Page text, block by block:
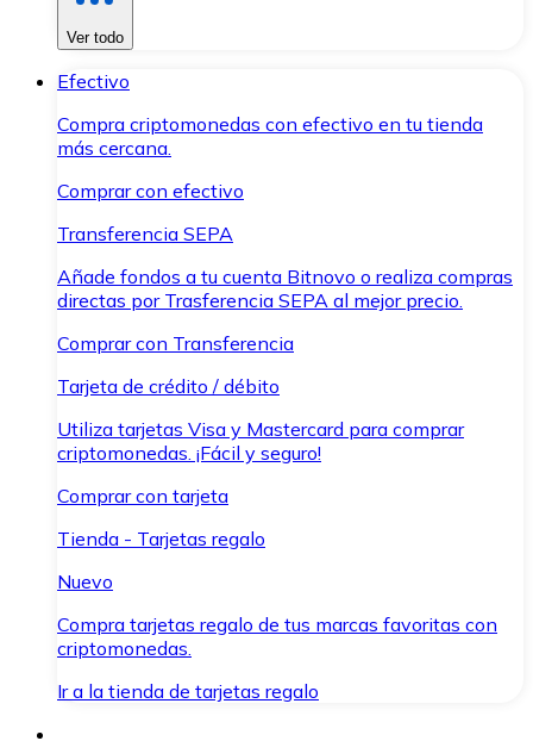
Ver todo
Efectivo
Compra criptomonedas con efectivo en tu tienda
más cercana.
Comprar con efectivo
Transferencia SEPA
Añade fondos a tu cuenta Bitnovo o realiza compras
directas por Trasferencia SEPA al mejor precio.
Comprar con Transferencia
Tarjeta de crédito / débito
Utiliza tarjetas Visa y Mastercard para comprar
criptomonedas. ¡Fácil y seguro!
Comprar con tarjeta
Tienda - Tarjetas regalo
Nuevo
Compra tarjetas regalo de tus marcas favoritas con
criptomonedas.
Ir a la tienda de tarjetas regalo